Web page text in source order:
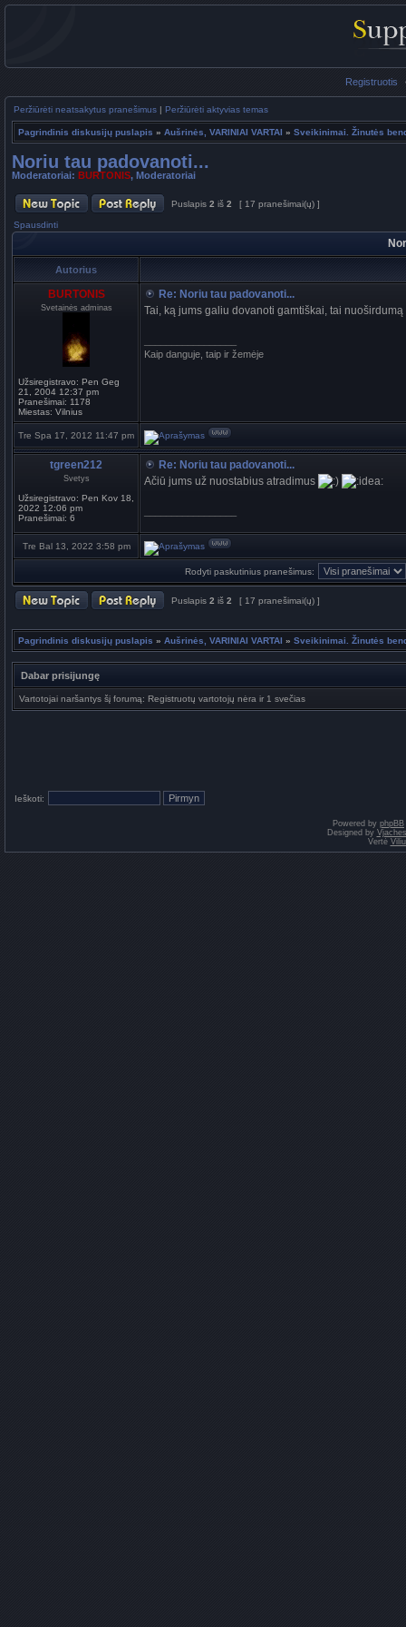
Registruotis
Peržiūrėti neatsakytus pranešimus | Peržiūrėti aktyvias temas
Pagrindinis diskusijų puslapis » Aušrinės, VARINIAI VARTAI » Sveikinimai. Žinutės
Noriu tau padovanoti...
Moderatoriai: BURTONIS, Moderatoriai
Puslapis 2 iš 2 [ 17 pranešimai(ų) ]
Spausdinti
Autorius
BURTONIS
Svetainės adminas
Užsiregistravo: Pen Geg
21, 2004 12:37 pm
Pranešimai: 1178
Miestas: Vilnius
Re: Noriu tau padovanoti...
Tai, ką jums galiu dovanoti gamtiškai, tai nuoširdumą
Kaip danguje, taip ir žemėje
Tre Spa 17, 2012 11:47 pm
tgreen212
Svetys
Užsiregistravo: Pen Kov 18,
2022 12:06 pm
Pranešimai: 6
Re: Noriu tau padovanoti...
Ačiū jums už nuostabius atradimus
Tre Bal 13, 2022 3:58 pm
Rodyti paskutinius pranešimus:
Puslapis 2 iš 2 [ 17 pranešimai(ų) ]
Pagrindinis diskusijų puslapis » Aušrinės, VARINIAI VARTAI » Sveikinimai. Žinutės
Dabar prisijungę
Vartotojai naršantys šį forumą: Registruotų vartotojų nėra ir 1 svečias
Ieškoti:
Powered by phpBB
Designed by
Vertė